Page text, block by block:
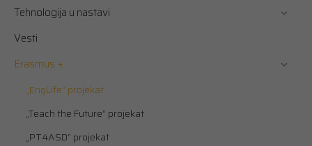
Tehnologija u nastavi
Vesti
Erasmus +
„EngLife” projekat
„Teach the Future” projekat
„PT4ASD” projekat